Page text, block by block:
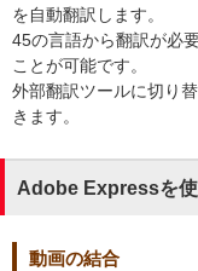
を自動翻訳します。
45の言語から翻訳が必
ことが可能です。
外部翻訳ツールに切り
きます。
Adobe Expressを
動画の結合